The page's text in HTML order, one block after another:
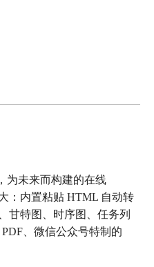
为未来而构建的在线
：内置粘贴 HTML 自动转
甘特图、时序图、任务列
、微信公众号特制的